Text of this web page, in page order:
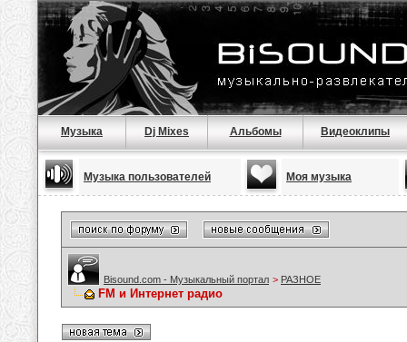
Музыка Dj Mixes Альбомы Видеоклипы
Музыка пользователей Моя музыка
Bisound.com - Музыкальный портал > РАЗНОЕ
FM и Интернет радио